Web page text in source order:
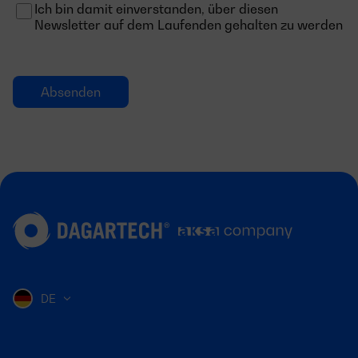
Ich bin damit einverstanden, über diesen
Newsletter auf dem Laufenden gehalten zu werden
DE